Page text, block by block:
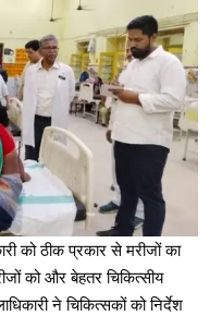
को ठीक प्रकार से मरीजों का
को और बेहतर चिकित्सीय
ने चिकित्सकों को निर्देश